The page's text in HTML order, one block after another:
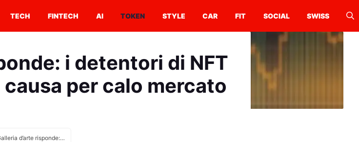
TECH FINTECH AI TOKEN STYLE CAR FIT SOCIAL SWISS
i detentori di NFT
per calo mercato
Galleria d’arte risponde: i detentori di NFT non possono fare causa per calo mercato